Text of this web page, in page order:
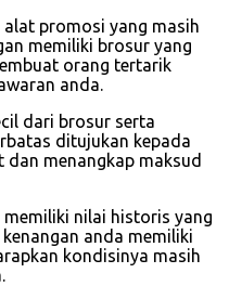
promosi yang masih
memiliki brosur yang
orang tertarik
anda.
dari brosur serta
ditujukan kepada
menangkap maksud
nilai historis yang
anda memiliki
kondisinya masih